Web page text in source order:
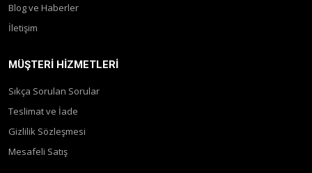
Blog ve Haberler
İletişim
MÜŞTERI HIZMETLERI
Sıkça Sorulan Sorular
Teslimat ve İade
Gizlilik Sözleşmesi
Mesafeli Satış